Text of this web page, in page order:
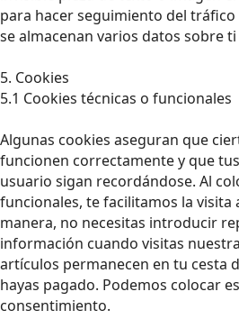
para hacer seguimiento del tráfico
se almacenan varios datos sobre
5. Cookies
5.1 Cookies técnicas o funcionales
Algunas cookies aseguran que
funcionen correctamente y que
usuario sigan recordándose. Al
funcionales, te facilitamos la visita
manera, no necesitas introducir
información cuando visitas
artículos permanecen en tu cesta
hayas pagado. Podemos colocar
consentimiento.